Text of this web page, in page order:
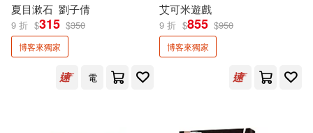
侯文詠(3) 傅佩榮(3)
傑夫．肯尼(3) 劉墉(3)
二十張出版(6)
千華數位文化(6)
夏目漱石 劉子倩
9 折 $315 $350
博客來獨家
電
艾可米遊戲
9 折 $855 $950
博客來獨家